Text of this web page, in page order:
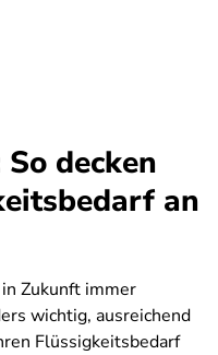
decken
an
Zukunft immer
wichtig, ausreichend
Flüssigkeitsbedarf